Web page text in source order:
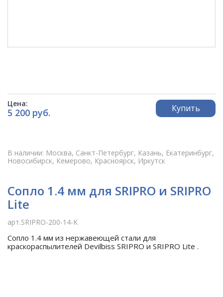
Цена:
5 200 руб. Купить
В наличии: Москва, Санкт-Петербург, Казань, Екатеринбург,
Новосибирск, Кемерово, Красноярск, Иркутск
Сопло 1.4 мм для SRIPRO и SRIPRO
Lite
арт.SRIPRO-200-14-K
Сопло 1.4 мм из нержавеющей стали для
краскораспылителей Devilbiss SRIPRO и SRIPRO Lite .